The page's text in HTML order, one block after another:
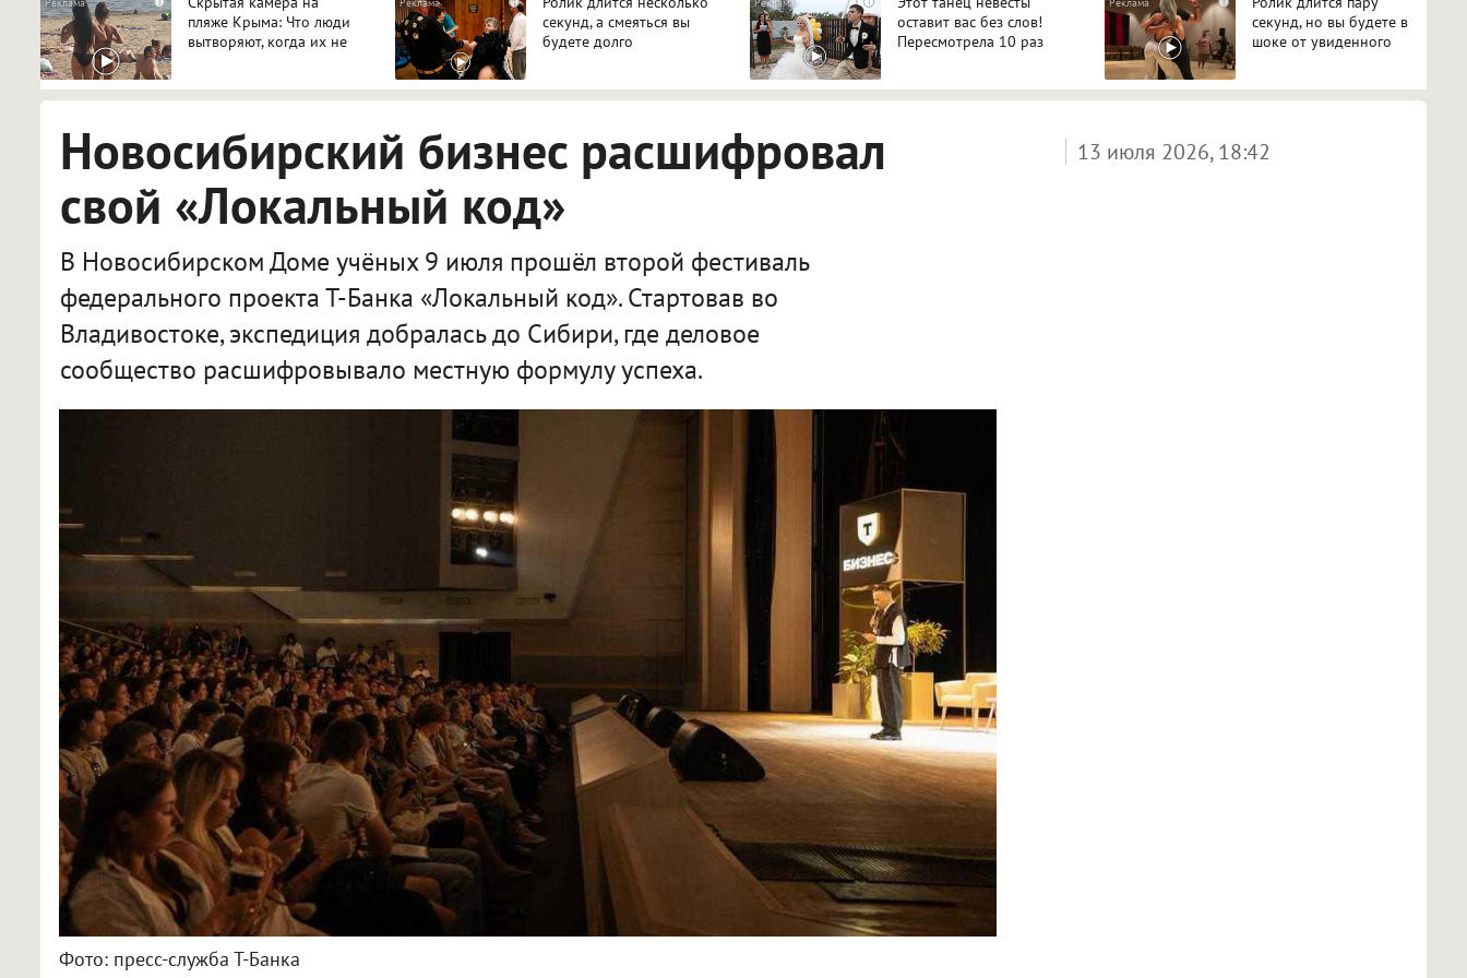
пляже Крыма: Что люди
вытворяют, когда их не
секунд, а смеяться вы
будете долго
оставит вас без слов!
Пересмотрела 10 раз
секунд, но вы будете в
шоке от увиденного
Новосибирский бизнес расшифровал
свой «Локальный код»
В Новосибирском Доме учёных 9 июля прошёл второй фестиваль
федерального проекта Т-Банка «Локальный код». Стартовав во
Владивостоке, экспедиция добралась до Сибири, где деловое
сообщество расшифровывало местную формулу успеха.
13 июля 2026, 18:42
Фото: пресс-служба Т-Банка